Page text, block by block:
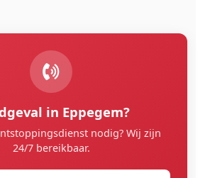
in Eppegem?
nodig? Wij zijn
24/7 bereikbaar.